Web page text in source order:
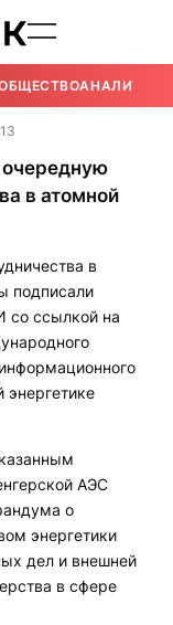
АНАЛИТИКА
очередную
в атомной
в
подписали
со ссылкой на
энергетике
АЭС
о
энергетики
дел и внешней
в сфере